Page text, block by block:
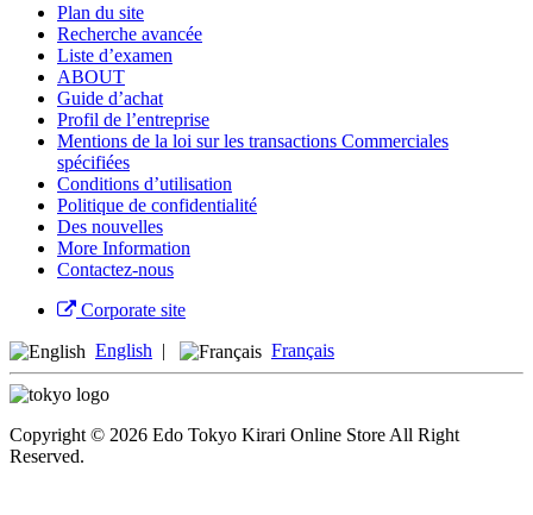
Plan du site
Recherche avancée
Liste d’examen
ABOUT
Guide d’achat
Profil de l’entreprise
Mentions de la loi sur les transactions Commerciales
spécifiées
Conditions d’utilisation
Politique de confidentialité
Des nouvelles
More Information
Contactez-nous
Corporate site
English | Français
Copyright © 2026 Edo Tokyo Kirari Online Store All Right
Reserved.